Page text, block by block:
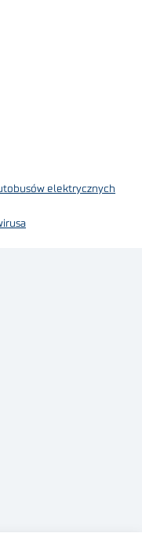
elektrycznych